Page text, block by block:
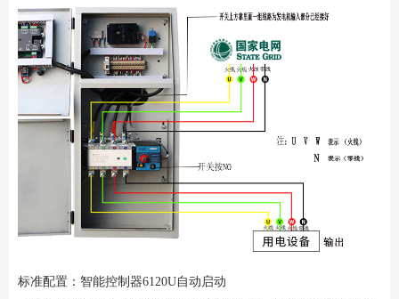
标准配置：智能控制器6120U自动启动